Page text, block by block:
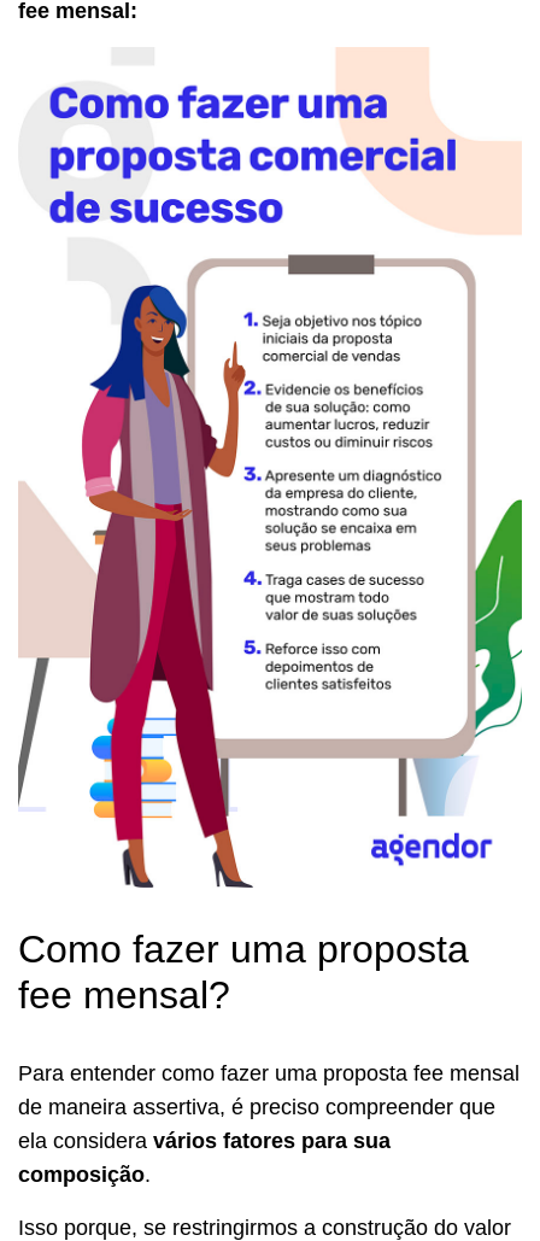
fee mensal:
Como fazer uma proposta
fee mensal?
Para entender como fazer uma proposta fee mensal
de maneira assertiva, é preciso compreender que
ela considera vários fatores para sua
composição.
Isso porque, se restringirmos a construção do valor